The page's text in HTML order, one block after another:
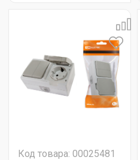
Код товара: 00025481